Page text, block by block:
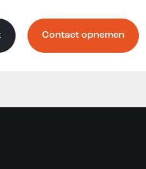
Contact opnemen